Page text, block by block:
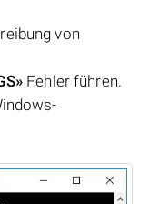
von
Fehler führen.